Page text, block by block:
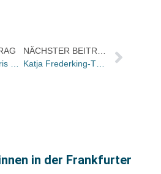
Buchmesse: Doris Oberländer geht nach 27 Jahren in Ruhestand / Martina Stemann neu an Bord
NÄCHSTER BEITRAG
Katja Frederking-Thatje von Amazon zu Libri.de / Jan Hulshoff Pol neu im Vertrieb
in der Frankfurter